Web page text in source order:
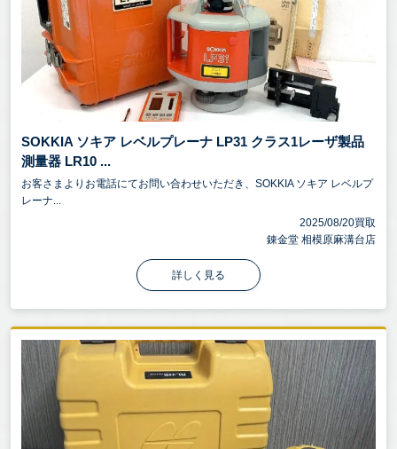
SOKKIA ソキア レベルプレーナ LP31 クラス1レーザ製品
測量器 LR10 ...
お客さまよりお電話にてお問い合わせいただき、SOKKIA ソキア レベルプ
レーナ...
2025/08/20買取
錬金堂 相模原麻溝台店
詳しく見る